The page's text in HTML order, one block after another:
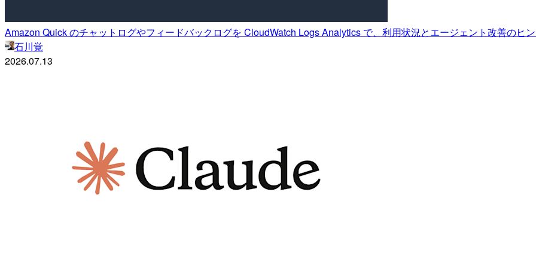
Amazon Quick のチャットログやフィードバックログを CloudWatch Logs Analytics で、利用状況とエージェント改善のヒ
石川覚
2026.07.13